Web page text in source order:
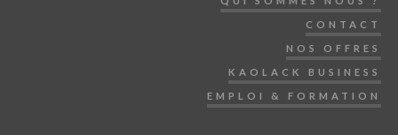
CONTACT
NOS OFFRES
KAOLACK BUSINESS
EMPLOI & FORMATION